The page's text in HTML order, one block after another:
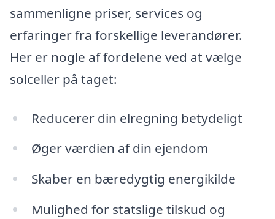
sammenligne priser, services og
erfaringer fra forskellige leverandører.
Her er nogle af fordelene ved at vælge
solceller på taget:
Reducerer din elregning betydeligt
Øger værdien af din ejendom
Skaber en bæredygtig energikilde
Mulighed for statslige tilskud og